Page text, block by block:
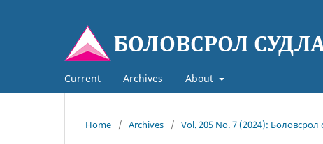
Current Archives About
Home / Archives / Vol. 205 No. 7 (2024): Боловсрол